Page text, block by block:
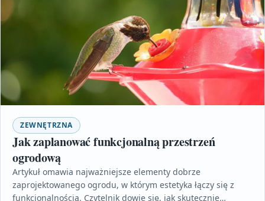
ZEWNĘTRZNA
Jak zaplanować funkcjonalną przestrzeń
ogrodową
Artykuł omawia najważniejsze elementy dobrze
zaprojektowanego ogrodu, w którym estetyka łączy się z
funkcjonalnością. Czytelnik dowie się, jak skutecznie